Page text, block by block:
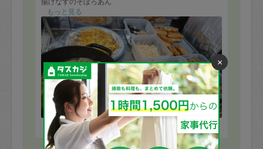
えのきと牛肉煮
コールスロー
浅漬け
ミルフィーユカツレツ
ポトフ
きのこのガーリック炒め
を作って頂きました。コールスローはツナコーンと人参
入りで、キャベツが苦手な子供が気に入って、たくさん
食べていました。ポトフもキャベツがローストされて美
味しく頂きました。主人は揚げなすとそぼろあんがお気
に入りでした。いつも美味しいお料理をありがとうござ
います。
もっと見る
※依頼者の依頼当時の主観的な感想です。
×